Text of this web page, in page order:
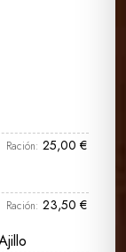
Ración: 25,00 €
Ración: 23,50 €